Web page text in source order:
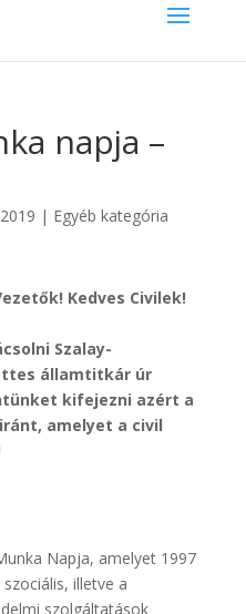
napja –
| Egyéb kategória
Kedves Civilek!
Szalay-
államtitkár úr
kifejezni azért a
amelyet a civil
Napja, amelyet 1997
illetve a
szolgáltatások